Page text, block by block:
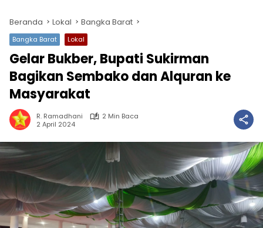
Beranda Lokal Bangka Barat
Bangka Barat Lokal
Gelar Bukber, Bupati Sukirman
Bagikan Sembako dan Alquran ke
Masyarakat
R. Ramadhani
2 Min Baca
2 April 2024